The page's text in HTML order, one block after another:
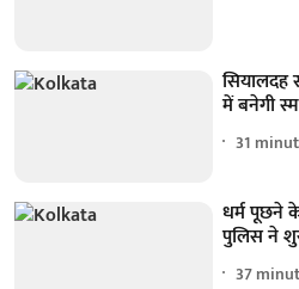
सियालदह
में बनेगी
31
धर्म पूछने
पुलिस ने
37